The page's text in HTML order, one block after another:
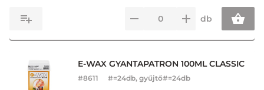
db
E-WAX GYANTAPATRON 100ML CLASSIC
#8611 #=24db, gyűjtő#=24db